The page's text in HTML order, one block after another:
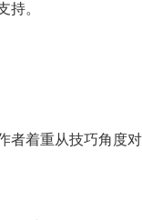
持。
者着重从技巧角度